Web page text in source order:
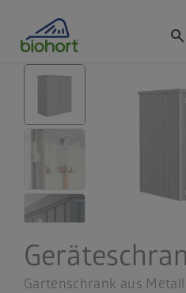
search
Gartenschrank aus